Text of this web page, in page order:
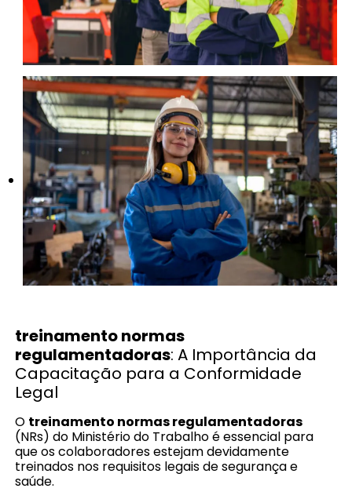
treinamento normas
regulamentadoras: A Importância da
Capacitação para a Conformidade
Legal
O treinamento normas regulamentadoras
(NRs) do Ministério do Trabalho é essencial para
que os colaboradores estejam devidamente
treinados nos requisitos legais de segurança e
saúde.